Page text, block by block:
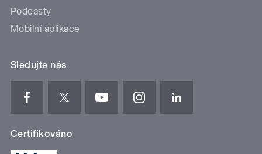
Podcasty
Mobilní aplikace
Sledujte nás
Certifikováno